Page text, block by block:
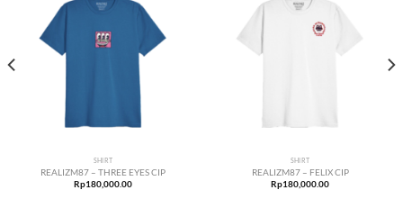
SHIRT
REALIZM87 – THREE EYES CIP
Rp180,000.00
SHIRT
REALIZM87 – FELIX CIP
Rp180,000.00